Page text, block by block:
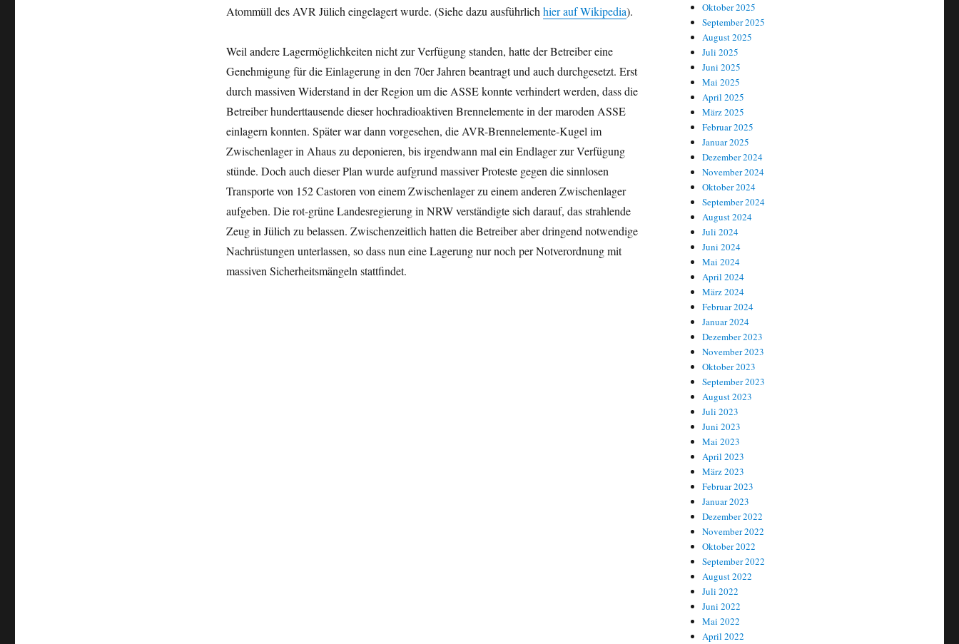
Atommüll des AVR Jülich eingelagert wurde. (Siehe dazu ausführlichhier auf Wikipedia).
Weil andere Lagermöglichkeiten nicht zur Verfügung standen, hatte der Betreiber eine
Genehmigung für die Einlagerung in den 70er Jahren beantragt und auch durchgesetzt. Erst
durch massiven Widerstand in der Region um die ASSE konnte verhindert werden, dass die
Betreiber hunderttausende dieser hochradioaktiven Brennelemente in der maroden ASSE
einlagern konnten. Später war dann vorgesehen, die AVR-Brennelemente-Kugel im
Zwischenlager in Ahaus zu deponieren, bis irgendwann mal ein Endlager zur Verfügung
stünde. Doch auch dieser Plan wurde aufgrund massiver Proteste gegen die sinnlosen
Transporte von 152 Castoren von einem Zwischenlager zu einem anderen Zwischenlager
aufgeben. Die rot-grüne Landesregierung in NRW verständigte sich darauf, das strahlende
Zeug in Jülich zu belassen. Zwischenzeitlich hatten die Betreiber aber dringend notwendige
Nachrüstungen unterlassen, so dass nun eine Lagerung nur noch per Notverordnung mit
massiven Sicherheitsmängeln stattfindet.
Oktober 2025
September 2025
August 2025
Juli 2025
Juni 2025
Mai 2025
April 2025
März 2025
Februar 2025
Januar 2025
Dezember 2024
November 2024
Oktober 2024
September 2024
August 2024
Juli 2024
Juni 2024
Mai 2024
April 2024
März 2024
Februar 2024
Januar 2024
Dezember 2023
November 2023
Oktober 2023
September 2023
August 2023
Juli 2023
Juni 2023
Mai 2023
April 2023
März 2023
Februar 2023
Januar 2023
Dezember 2022
November 2022
Oktober 2022
September 2022
August 2022
Juli 2022
Juni 2022
Mai 2022
April 2022